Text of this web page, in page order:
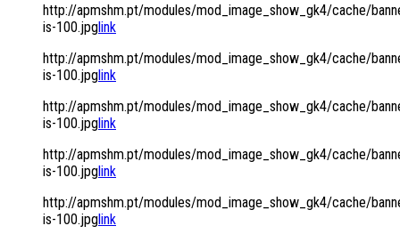
http://apmshm.pt/modules/mod_image_show_gk4/cache/
is-100.jpglink
http://apmshm.pt/modules/mod_image_show_gk4/cache/
is-100.jpglink
http://apmshm.pt/modules/mod_image_show_gk4/cache/
is-100.jpglink
http://apmshm.pt/modules/mod_image_show_gk4/cache/
is-100.jpglink
http://apmshm.pt/modules/mod_image_show_gk4/cache/
is-100.jpglink